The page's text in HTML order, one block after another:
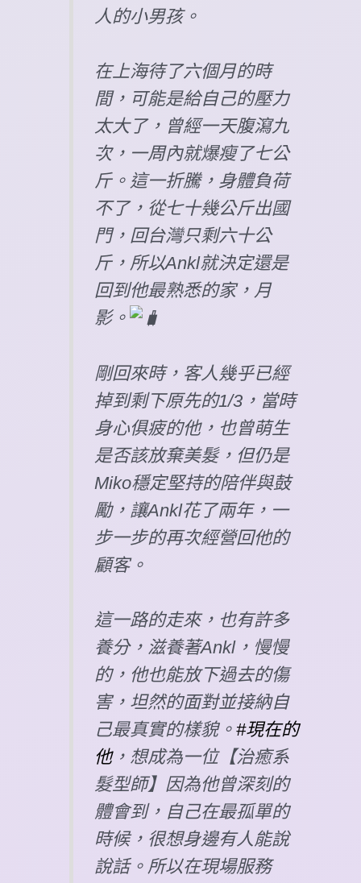
人的小男孩。
在上海待了六個月的時
間，可能是給自己的壓力
太大了，曾經一天腹瀉九
次，一周內就爆瘦了七公
斤。這一折騰，身體負荷
不了，從七十幾公斤出國
門，回台灣只剩六十公
斤，所以Ankl就決定還是
回到他最熟悉的家，月
影。
剛回來時，客人幾乎已經
掉到剩下原先的1/3，當時
身心俱疲的他，也曾萌生
是否該放棄美髮，但仍是
Miko穩定堅持的陪伴與鼓
勵，讓Ankl花了兩年，一
步一步的再次經營回他的
顧客。
這一路的走來，也有許多
養分，滋養著Ankl，慢慢
的，他也能放下過去的傷
害，坦然的面對並接納自
己最真實的樣貌。#現在的
他，想成為一位【治癒系
髮型師】因為他曾深刻的
體會到，自己在最孤單的
時候，很想身邊有人能說
說話。所以在現場服務